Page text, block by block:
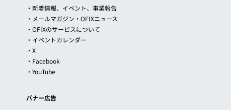
・新着情報、イベント、事業報告
・メールマガジン・OFIXニュース
・OFIXのサービスについて
・イベントカレンダー
・X
・Facebook
・YouTube
バナー広告